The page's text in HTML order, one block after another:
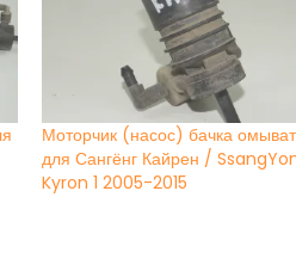
Моторчик (насос) бачка
для Сангёнг Кайрен /
Kyron 1 2005-2015